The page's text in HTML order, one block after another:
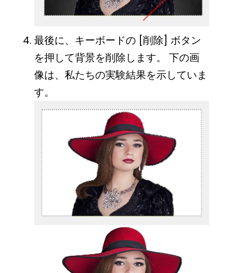
最後に、キーボードの [削除] ボタン
を押して背景を削除します。 下の画
像は、私たちの実験結果を示していま
す。